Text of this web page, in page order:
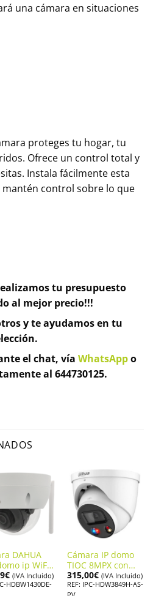
una cámara en situaciones
proteges tu hogar, tu
Ofrece un control total y
Instala fácilmente esta
mantén control sobre lo que
tu presupuesto
al mejor precio!!!
y te ayudamos en tu
el chat, vía WhatsAppo
al 644730125.
DAHUA
ip WiFi
€ (IVA Incluido)
HDBW1430DE-
Cámara IP domo
TIOC 8MPX con
disuasión activa e
inteligencia
315,00€ (IVA Incluido)
REF: IPC-HDW3849H-AS-